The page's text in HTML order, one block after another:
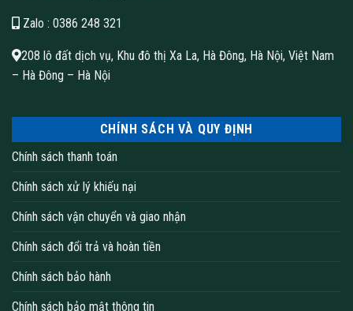
Zalo : 0386 248 321
208 lô đất dịch vụ, Khu đô thị Xa La, Hà Đông, Hà Nội, Việt Nam
– Hà Đông – Hà Nội
CHÍNH SÁCH VÀ QUY ĐỊNH
Chính sách thanh toán
Chính sách xử lý khiếu nại
Chính sách vận chuyển và giao nhận
Chính sách đổi trả và hoàn tiền
Chính sách bảo hành
Chính sách bảo mật thông tin